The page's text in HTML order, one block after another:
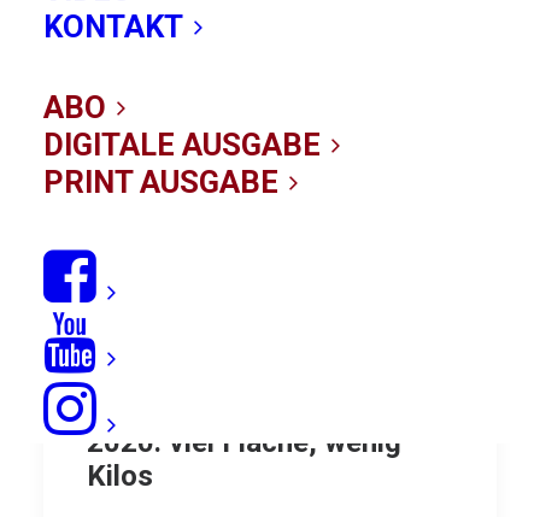
KONTAKT
ABO
DIGITALE AUSGABE
PRINT AUSGABE
Duotone Spike Textreme
2020: viel Fläche, wenig
Kilos